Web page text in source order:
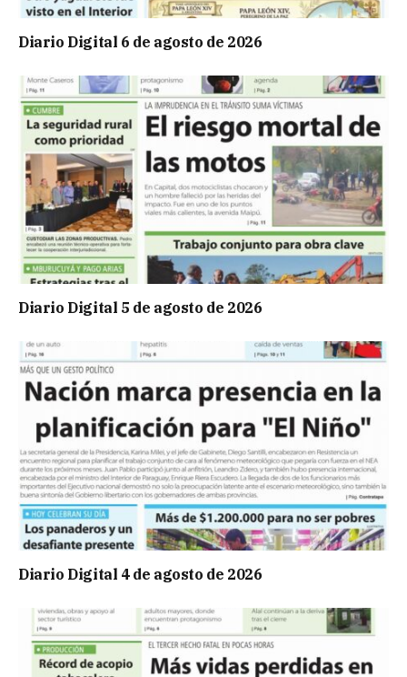
Diario Digital 6 de agosto de 2026
Diario Digital 5 de agosto de 2026
Diario Digital 4 de agosto de 2026